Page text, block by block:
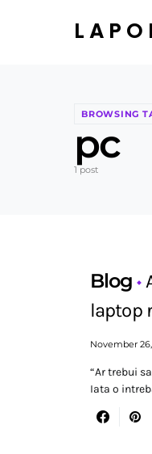
BROWSING
pc
1 post
Blog
laptop
November 26,
“Ar trebui
Iata o